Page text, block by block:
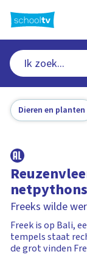
naar
hoofdinhoud
Dieren en planten
Freeks wilde
Freek is op Bali,
tempels staat
de grot vinden